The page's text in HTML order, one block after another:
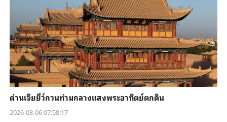
ด่านเจียยี่ว์กวนท่ามกลางแสงพระอาทิตย์ตกดิน
2026-08-06 07:58:17